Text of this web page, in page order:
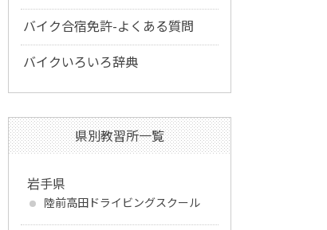
バイク合宿免許-よくある質問
バイクいろいろ辞典
県別教習所一覧
岩手県
陸前高田ドライビングスクール